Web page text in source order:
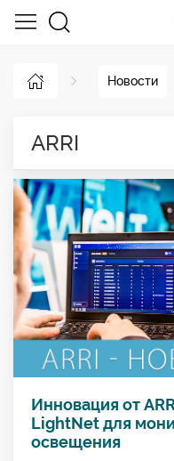
Новости
ARRI
Инновация от
LightNet для
освещения